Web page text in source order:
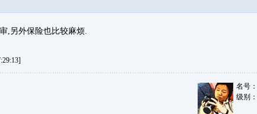
,另外保险也比较麻烦.
名号：
级别